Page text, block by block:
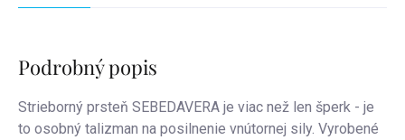
Podrobný popis
Strieborný prsteň SEBEDAVERA je viac než len šperk - je
to osobný talizman na posilnenie vnútornej sily. Vyrobené